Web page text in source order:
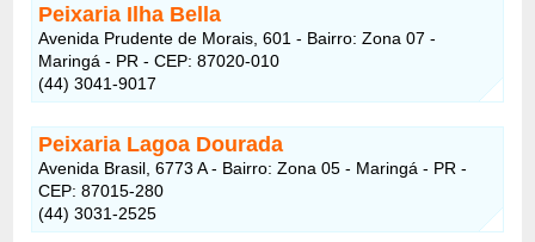
Peixaria Ilha Bella
Avenida Prudente de Morais, 601 - Bairro: Zona 07 -
Maringá - PR - CEP: 87020-010
(44) 3041-9017
Peixaria Lagoa Dourada
Avenida Brasil, 6773 A - Bairro: Zona 05 - Maringá - PR -
CEP: 87015-280
(44) 3031-2525